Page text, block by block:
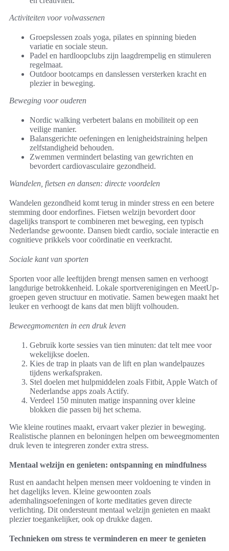
Activiteiten voor volwassenen
Groepslessen zoals yoga, pilates en spinning bieden
variatie en sociale steun.
Padel en hardloopclubs zijn laagdrempelig en stimuleren
regelmaat.
Outdoor bootcamps en danslessen versterken kracht en
plezier in beweging.
Beweging voor ouderen
Nordic walking verbetert balans en mobiliteit op een
veilige manier.
Balansgerichte oefeningen en lenigheidstraining helpen
zelfstandigheid behouden.
Zwemmen vermindert belasting van gewrichten en
bevordert cardiovasculaire gezondheid.
Wandelen, fietsen en dansen: directe voordelen
Wandelen gezondheid komt terug in minder stress en een betere
stemming door endorfines. Fietsen welzijn bevordert door
dagelijks transport te combineren met beweging, een typisch
Nederlandse gewoonte. Dansen biedt cardio, sociale interactie en
cognitieve prikkels voor coördinatie en veerkracht.
Sociale kant van sporten
Sporten voor alle leeftijden brengt mensen samen en verhoogt
langdurige betrokkenheid. Lokale sportverenigingen en MeetUp-
groepen geven structuur en motivatie. Samen bewegen maakt het
leuker en verhoogt de kans dat men blijft volhouden.
Beweegmomenten in een druk leven
Gebruik korte sessies van tien minuten: dat telt mee voor
wekelijkse doelen.
Kies de trap in plaats van de lift en plan wandelpauzes
tijdens werkafspraken.
Stel doelen met hulpmiddelen zoals Fitbit, Apple Watch of
Nederlandse apps zoals Actify.
Verdeel 150 minuten matige inspanning over kleine
blokken die passen bij het schema.
Wie kleine routines maakt, ervaart vaker plezier in beweging.
Realistische plannen en beloningen helpen om beweegmomenten
druk leven te integreren zonder extra stress.
Mentaal welzijn en genieten: ontspanning en mindfulness
Rust en aandacht helpen mensen meer voldoening te vinden in
het dagelijks leven. Kleine gewoonten zoals
ademhalingsoefeningen of korte meditaties geven directe
verlichting. Dit ondersteunt mentaal welzijn genieten en maakt
plezier toegankelijker, ook op drukke dagen.
Technieken om stress te verminderen en meer te genieten